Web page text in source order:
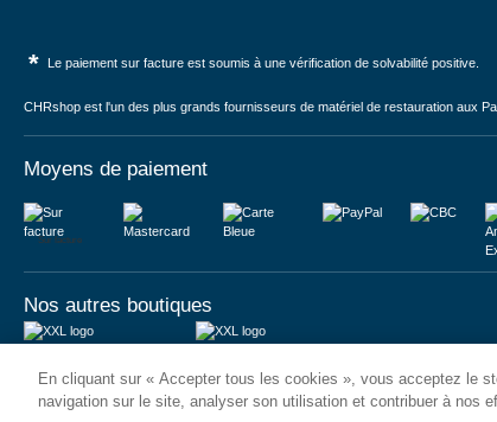
* Le paiement sur facture est soumis à une vérification de solvabilité positive.
CHRshop est l'un des plus grands fournisseurs de matériel de restauration aux
Moyens de paiement
Sur facture
Nos autres boutiques
Königsborner Straße 26a
39175 Biederitz | Deutschland
Vrijheidweg 34
1521RR Wormerveer | Nederland
En cliquant sur « Accepter tous les cookies », vous acceptez le
navigation sur le site, analyser son utilisation et contribuer à nos